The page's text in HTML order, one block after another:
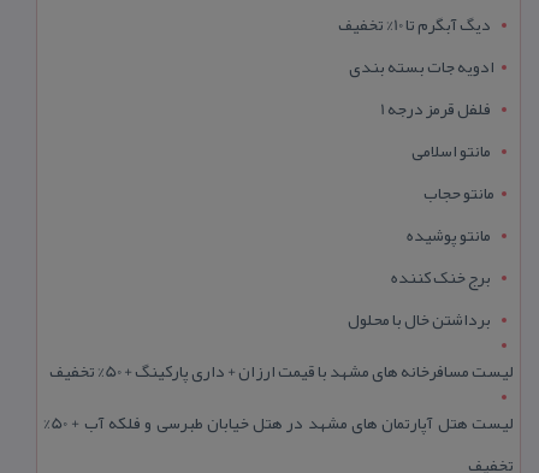
دیگ آبگرم تا 10% تخفیف
ادویه جات بسته بندی
فلفل قرمز درجه 1
مانتو اسلامی
مانتو حجاب
مانتو پوشیده
برج خنک کننده
برداشتن خال با محلول
لیست مسافرخانه های مشهد با قیمت ارزان + داری پارکینگ + 50% تخفیف
لیست هتل آپارتمان های مشهد در هتل خیابان طبرسی و فلکه آب + 50%
تخفیف